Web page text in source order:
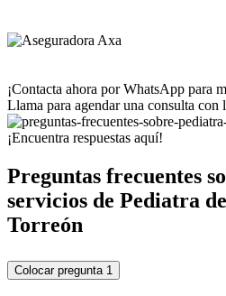
¡Contacta ahora por WhatsApp para
Llama para agendar una consulta
¡Encuentra respuestas aquí!
Preguntas frecuentes
servicios de Pediatra
Torreón
Colocar pregunta 1